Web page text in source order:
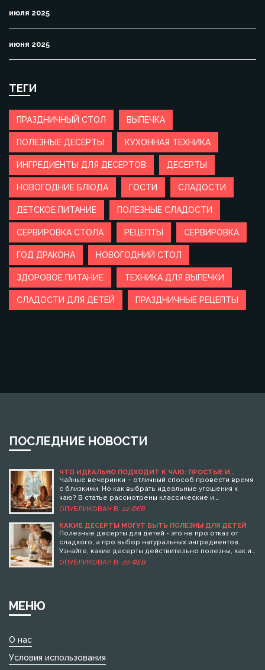
июля 2025
июня 2025
ТЕГИ
ПРАЗДНИЧНЫЙ СТОЛ ВЫПЕЧКА
ПОЛЕЗНЫЕ ДЕСЕРТЫ КУХОННАЯ ТЕХНИКА
ИНГРЕДИЕНТЫ ДЛЯ ДЕСЕРТОВ ДЕСЕРТЫ
НОВОГОДНИЕ БЛЮДА ГОСТИ СЛАДОСТИ
ДЕТСКОЕ ПИТАНИЕ ПОЛЕЗНЫЕ СЛАДОСТИ
СЕРВИРОВКА СТОЛА РЕЦЕПТЫ СЕРВИРОВКА
ГОД ДРАКОНА НОВОГОДНИЙ СТОЛ
ЗДОРОВОЕ ПИТАНИЕ ТЕХНИКА ДЛЯ ВЫПЕЧКИ
СЛАДОСТИ ДЛЯ ДЕТЕЙ ПРАЗДНИЧНЫЕ РЕЦЕПТЫ
ПОСЛЕДНИЕ НОВОСТИ
ЧТО ИДЕАЛЬНО ПОДХОДИТ К ЧАЮ: ПРОСТЫЕ И
ВКУСНЫЕ ИДЕИ ДЛЯ УГОЩЕНИЯ ГОСТЕЙ
Чайные вечеринки – отличный способ провести время
с близкими. Но как выбрать идеальные угощения к
чаю? В статье рассмотрены классические и
оригинальные идеи, которые порадуют ваших гостей и
помогут сделать чайное застолье запоминающимся.
ОПУБЛИКОВАН В: 22 ФЕВ
КАКИЕ ДЕСЕРТЫ МОГУТ БЫТЬ ПОЛЕЗНЫ ДЛЯ ДЕТЕЙ
Полезные десерты для детей - это не про отказ от
сладкого, а про выбор натуральных ингредиентов.
Узнайте, какие десерты действительно полезны, как их
готовить и сколько давать без вреда для здоровья.
ОПУБЛИКОВАН В: 20 ФЕВ
МЕНЮ
О нас
Условия использования